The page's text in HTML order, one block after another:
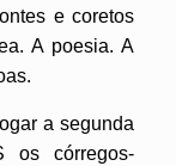
e coretos
A poesia. A
a segunda
os córregos-